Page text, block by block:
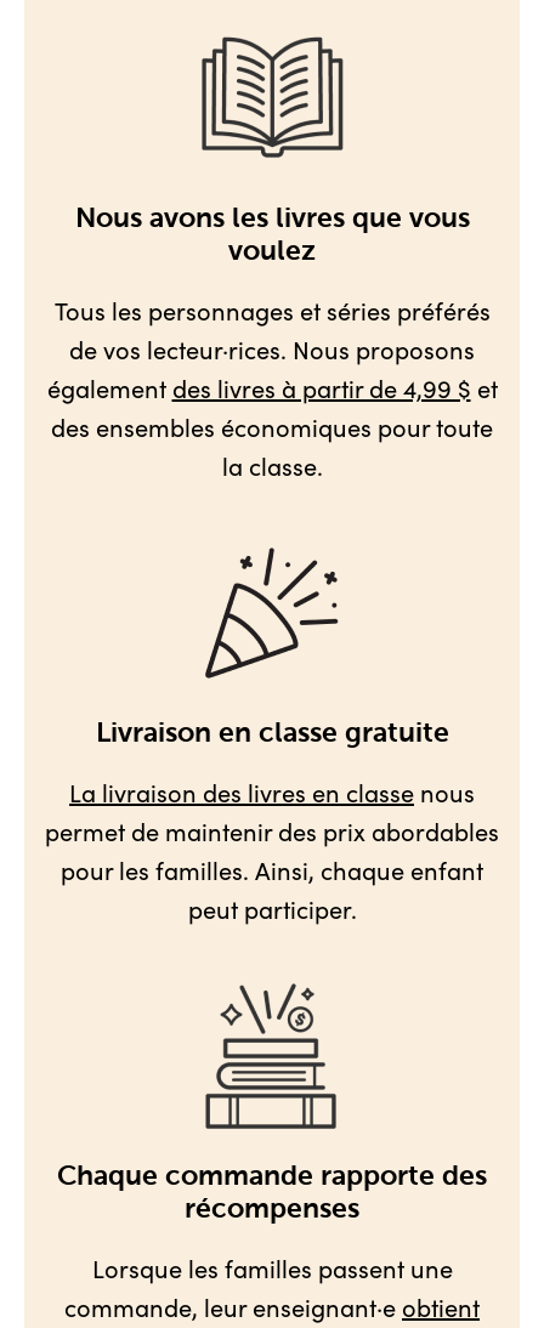
Nous avons les livres que vous
voulez
Tous les personnages et séries préférés
de vos lecteur·rices. Nous proposons
également des livres à partir de 4,99 $ et
des ensembles économiques pour toute
la classe.
Livraison en classe gratuite
La livraison des livres en classe nous
permet de maintenir des prix abordables
pour les familles. Ainsi, chaque enfant
peut participer.
Chaque commande rapporte des
récompenses
Lorsque les familles passent une
commande, leur enseignant·e obtient